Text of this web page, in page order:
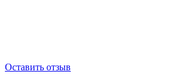
Оставить отзыв